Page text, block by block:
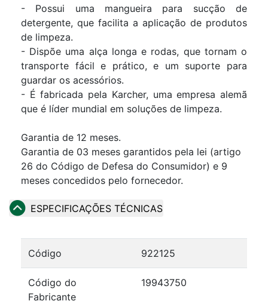
- Possui uma mangueira para sucção de
detergente, que facilita a aplicação de produtos
de limpeza.
- Dispõe uma alça longa e rodas, que tornam o
transporte fácil e prático, e um suporte para
guardar os acessórios.
- É fabricada pela Karcher, uma empresa alem
que é líder mundial em soluções de limpeza.
Garantia de 12 meses.
Garantia de 03 meses garantidos pela lei (artigo
26 do Código de Defesa do Consumidor) e 9
meses concedidos pelo fornecedor.
ESPECIFICAÇÕES TÉCNICAS
Código 922125
Código do
Fabricante
19943750